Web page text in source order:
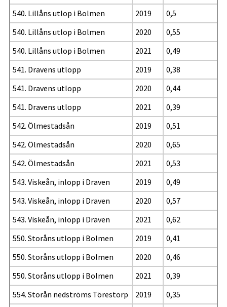
540. Lillåns utlop i Bolmen 2019
0,5
540. Lillåns utlop i Bolmen
2020
0,55
540. Lillåns utlop i Bolmen
2021
0,49
541. Dravens utlopp
2019
0,38
541. Dravens utlopp
2020
0,44
541. Dravens utlopp
2021
0,39
542. Ölmestadsån
2019
0,51
542. Ölmestadsån
2020
0,65
542. Ölmestadsån
2021
0,53
543. Viskeån, inlopp i Draven
2019
0,49
543. Viskeån, inlopp i Draven
2020
0,57
543. Viskeån, inlopp i Draven
2021
0,62
550. Storåns utlopp i Bolmen
2019
0,41
550. Storåns utlopp i Bolmen
2020
0,46
550. Storåns utlopp i Bolmen
2021
0,39
554. Storån nedströms Törestorp
2019
0,35